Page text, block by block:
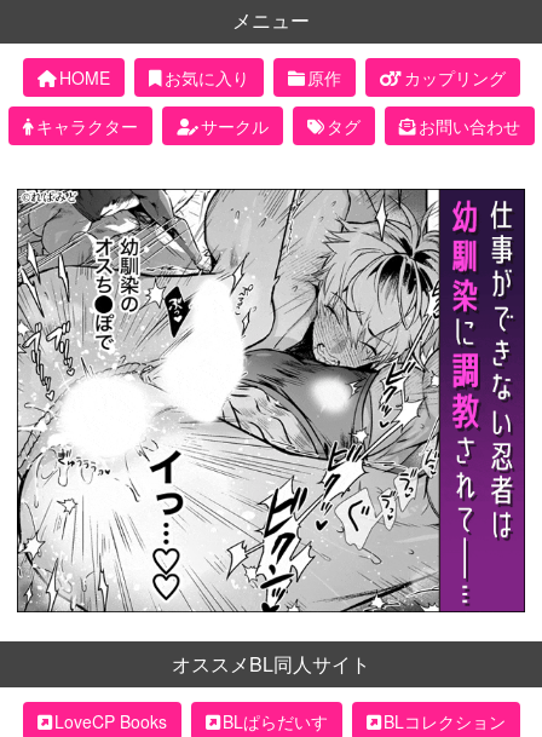
メニュー
HOME お気に入り 原作
カップリング
キャラクター
サークル タグ お問い合わせ
オススメBL同人サイト
LoveCP Books BLぱらだいす
BLコレクション